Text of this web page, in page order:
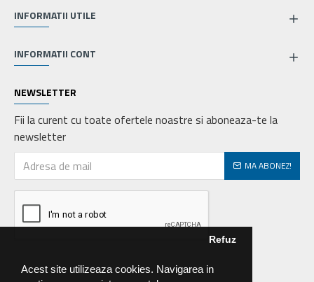
Acest site utilizeaza cookies. Navigarea in
Refuz
INFORMATII UTILE
INFORMATII CONT
NEWSLETTER
Fii la curent cu toate ofertele noastre si aboneaza-te la
newsletter
MA ABONEZ!